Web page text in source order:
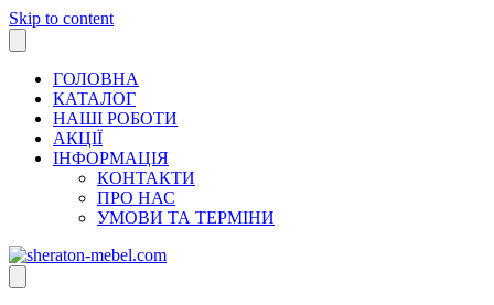
Skip to content
ГОЛОВНА
КАТАЛОГ
НАШІ РОБОТИ
АКЦІЇ
ІНФОРМАЦІЯ
КОНТАКТИ
ПРО НАС
УМОВИ ТА ТЕРМІНИ